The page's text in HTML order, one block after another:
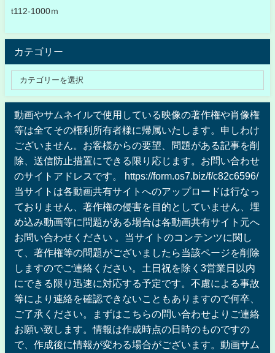
t112-1000ｍ
カテゴリー
動画やサムネイルで使用している映像の著作権や肖像権
等は全てその権利所有者様に帰属いたします。申しわけ
ございません。お客様からの要望、問題がある記事を削
除、送信防止措置にできる限り応じます。お問い合わせ
のサイトアドレスです。 https://form.os7.biz/f/c82c6596/
当サイトは各動画共有サイトへのアップロードは行なっ
ておりません、著作権の侵害を目的としていません、埋
め込み動画等に問題がある場合は各動画共有サイト元へ
お問い合わせください 。当サイトのコンテンツに関し
て、著作権等の問題がございましたら当該ページを削除
しますのでご連絡ください。土日祝を除く3営業日以内
にできる限り迅速に対応する予定です。不慮による事故
等により連絡を確認できないこともありますので何卒、
ご了承ください。まずはこちらの問い合わせよりご連絡
お願い致します。情報は作成時点の日時のものですの
で、作成後に情報が変わる場合がございます。動画サム